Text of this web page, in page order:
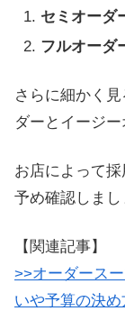
セミオーダ
フルオーダ
さらに細かく
ダーとイージ
お店によって
予め確認しまし
【関連記事】
>>オーダース
いや予算の決め